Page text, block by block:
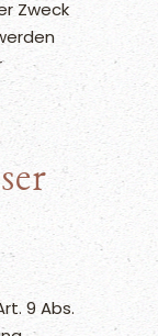
Zweck
9 Abs.